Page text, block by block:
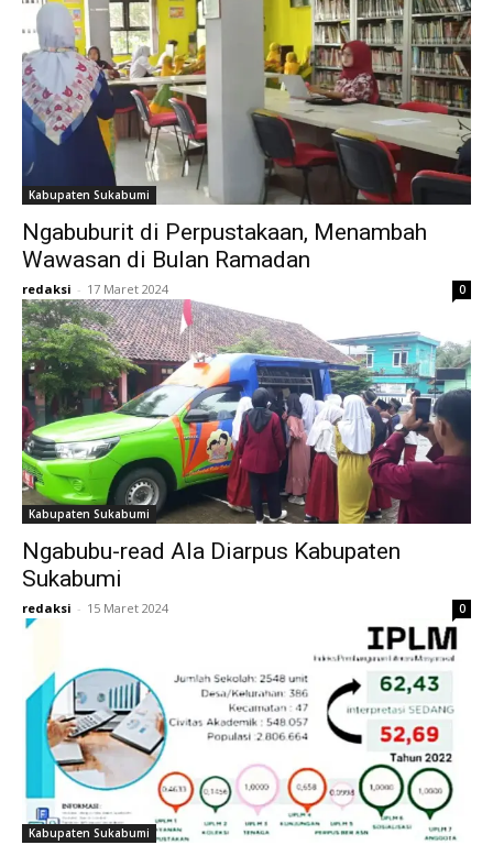
Kabupaten Sukabumi
Ngabuburit di Perpustakaan, Menambah
Wawasan di Bulan Ramadan
redaksi - 17 Maret 2024 0
Kabupaten Sukabumi
Ngabubu-read Ala Diarpus Kabupaten
Sukabumi
redaksi - 15 Maret 2024 0
Kabupaten Sukabumi